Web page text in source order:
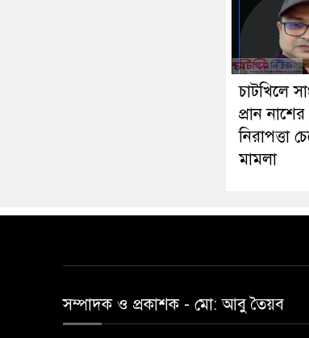
চাটখিলে
প্রান
নিরাপত্তা
মামলা
সম্পাদক ও প্রকাশক -‌ মো: আবু‌ তৈয়ব